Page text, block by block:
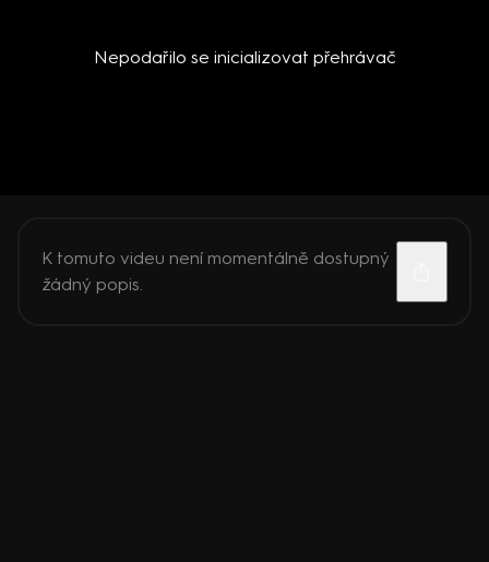
Nepodařilo se inicializovat přehrávač
K tomuto videu není momentálně dostupný
žádný popis.